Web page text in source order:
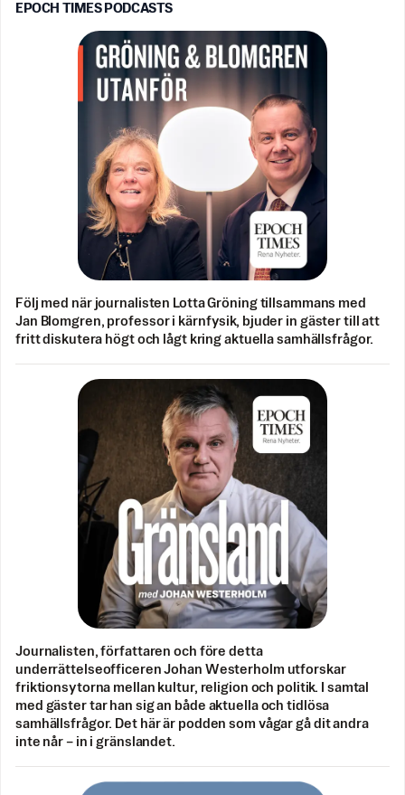
EPOCH TIMES PODCASTS
Följ med när journalisten Lotta Gröning tillsammans med
Jan Blomgren, professor i kärnfysik, bjuder in gäster till att
fritt diskutera högt och lågt kring aktuella samhällsfrågor.
Journalisten, författaren och före detta
underrättelseofficeren Johan Westerholm utforskar
friktionsytorna mellan kultur, religion och politik. I samtal
med gäster tar han sig an både aktuella och tidlösa
samhällsfrågor. Det här är podden som vågar gå dit andra
inte når – in i gränslandet.